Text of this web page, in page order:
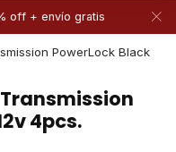
off + envío gratis
PowerLock Black
4pcs.